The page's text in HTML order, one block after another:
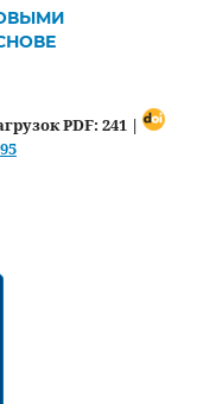
PDF: 241 |